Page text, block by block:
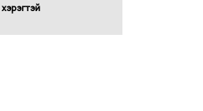
Монголбанкны
хугацаатай үүрэг өглөө
хэрэгтэй